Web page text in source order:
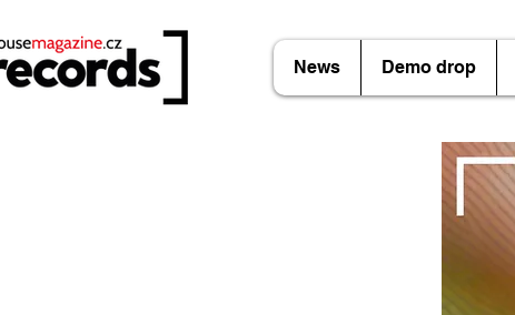
News Demo drop